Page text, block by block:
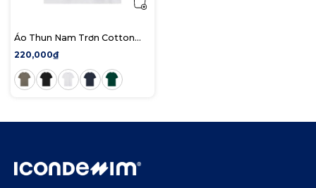
Áo Thun Nam Trơn Cotton
Lụa 4 Chiều Casual Vibe Form
220,000₫